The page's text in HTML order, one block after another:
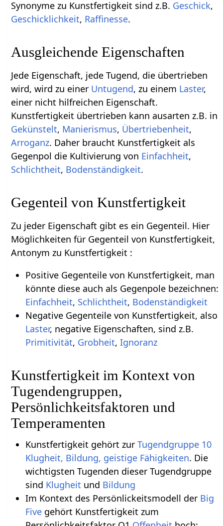
Synonyme zu Kunstfertigkeit sind z.B. Geschick,
Geschicklichkeit, Raffinesse.
Ausgleichende Eigenschaften
Jede Eigenschaft, jede Tugend, die übertrieben
wird, wird zu einer Untugend, zu einem Laster,
einer nicht hilfreichen Eigenschaft.
Kunstfertigkeit übertrieben kann ausarten z.B. in
Gekünstelt, Manierismus, Übertriebenheit,
Arroganz. Daher braucht Kunstfertigkeit als
Gegenpol die Kultivierung von Einfachheit,
Schlichtheit, Bodenständigkeit.
Gegenteil von Kunstfertigkeit
Zu jeder Eigenschaft gibt es ein Gegenteil. Hier
Möglichkeiten für Gegenteil von Kunstfertigkeit,
Antonym zu Kunstfertigkeit :
Positive Gegenteile von Kunstfertigkeit, man
könnte diese auch als Gegenpole bezeichnen:
Einfachheit, Schlichtheit, Bodenständigkeit
Negative Gegenteile von Kunstfertigkeit, also
Laster, negative Eigenschaften, sind z.B.
Primitivität, Grobheit, Ignoranz
Kunstfertigkeit im Kontext von
Tugendengruppen,
Persönlichkeitsfaktoren und
Temperamenten
Kunstfertigkeit gehört zur Tugendgruppe 10
Klugheit, Bildung, geistige Fähigkeiten. Die
wichtigsten Tugenden dieser Tugendgruppe
sind Klugheit und Bildung
Im Kontext des Persönlickeitsmodell der Big
Fivegehört Kunstfertigkeit zum